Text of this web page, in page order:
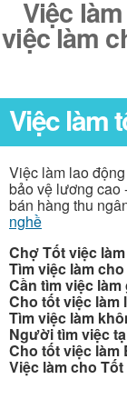
Việc
việc làm
Việc làm
Việc làm lao
bảo vệ lương cao
bán hàng thu
nghề
Chợ Tốt việc
Tìm việc làm
Cần tìm việc làm
Cho tốt việc làm
Tìm việc làm
Người tìm việc
Cho tốt việc làm
Việc làm cho